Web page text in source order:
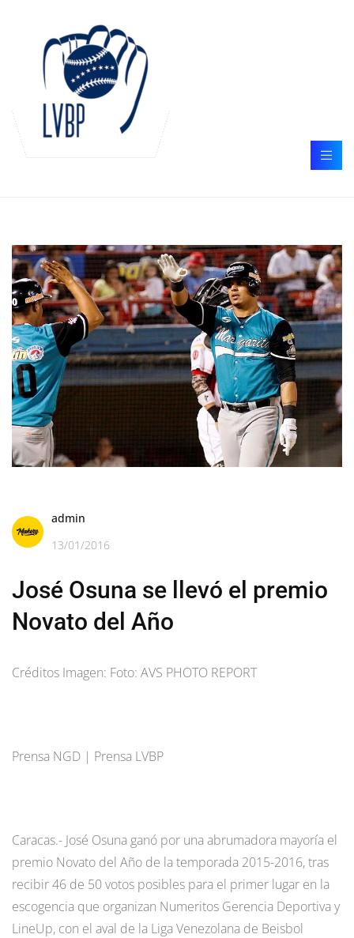
admin
13/01/2016
José Osuna se llevó el premio
Novato del Año
Créditos Imagen: Foto: AVS PHOTO REPORT
Prensa NGD | Prensa LVBP
Caracas.- José Osuna ganó por una abrumadora mayoría el
premio Novato del Año de la temporada 2015-2016, tras
recibir 46 de 50 votos posibles para el primer lugar en la
escogencia que organizan Numeritos Gerencia Deportiva y
LineUp, con el aval de la Liga Venezolana de Beisbol